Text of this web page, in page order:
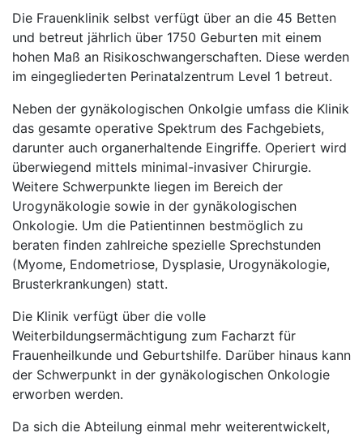
Die Frauenklinik selbst verfügt über an die 45 Betten
und betreut jährlich über 1750 Geburten mit einem
hohen Maß an Risikoschwangerschaften. Diese werden
im eingegliederten Perinatalzentrum Level 1 betreut.
Neben der gynäkologischen Onkolgie umfass die Klinik
das gesamte operative Spektrum des Fachgebiets,
darunter auch organerhaltende Eingriffe. Operiert wird
überwiegend mittels minimal-invasiver Chirurgie.
Weitere Schwerpunkte liegen im Bereich der
Urogynäkologie sowie in der gynäkologischen
Onkologie. Um die Patientinnen bestmöglich zu
beraten finden zahlreiche spezielle Sprechstunden
(Myome, Endometriose, Dysplasie, Urogynäkologie,
Brusterkrankungen) statt.
Die Klinik verfügt über die volle
Weiterbildungsermächtigung zum Facharzt für
Frauenheilkunde und Geburtshilfe. Darüber hinaus kann
der Schwerpunkt in der gynäkologischen Onkologie
erworben werden.
Da sich die Abteilung einmal mehr weiterentwickelt,